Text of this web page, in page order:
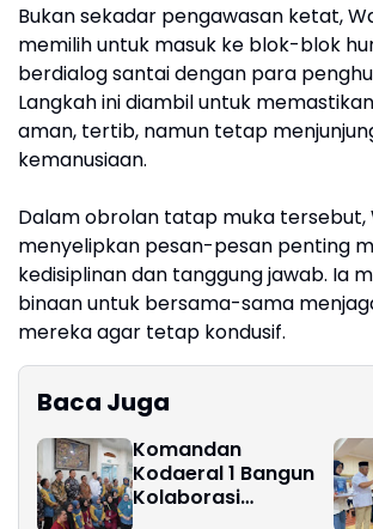
Bukan sekadar pengawasan ketat,
memilih untuk masuk ke blok-blok
berdialog santai dengan para
Langkah ini diambil untuk
aman, tertib, namun tetap
kemanusiaan.
Dalam obrolan tatap muka tersebut,
menyelipkan pesan-pesan penting
kedisiplinan dan tanggung jawab. Ia
binaan untuk bersama-sama
mereka agar tetap kondusif.
Baca Juga
Komandan
Kodaeral 1 Bangun
Kolaborasi